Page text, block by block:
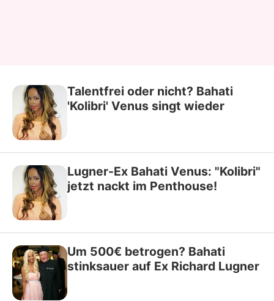
Talentfrei oder nicht? Bahati
'Kolibri' Venus singt wieder
Lugner-Ex Bahati Venus: "Kolibri"
jetzt nackt im Penthouse!
Um 500€ betrogen? Bahati
stinksauer auf Ex Richard Lugner